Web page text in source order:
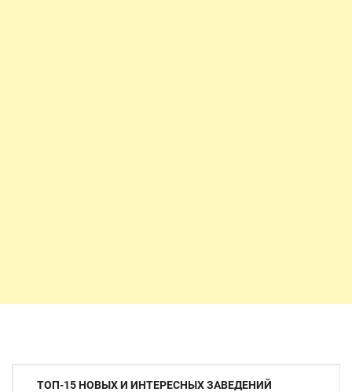
Навигация
ТОП-15 НОВЫХ И ИНТЕРЕСНЫХ ЗАВЕДЕНИЙ